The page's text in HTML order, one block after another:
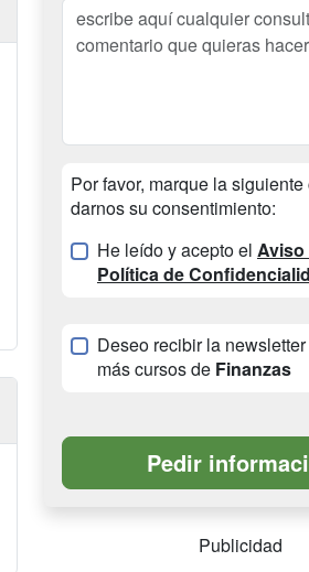
Por favor, marque la
darnos su consentimiento:
He leído y acepto el Aviso
Política de
Deseo recibir la
más cursos de Finanzas
Publicidad